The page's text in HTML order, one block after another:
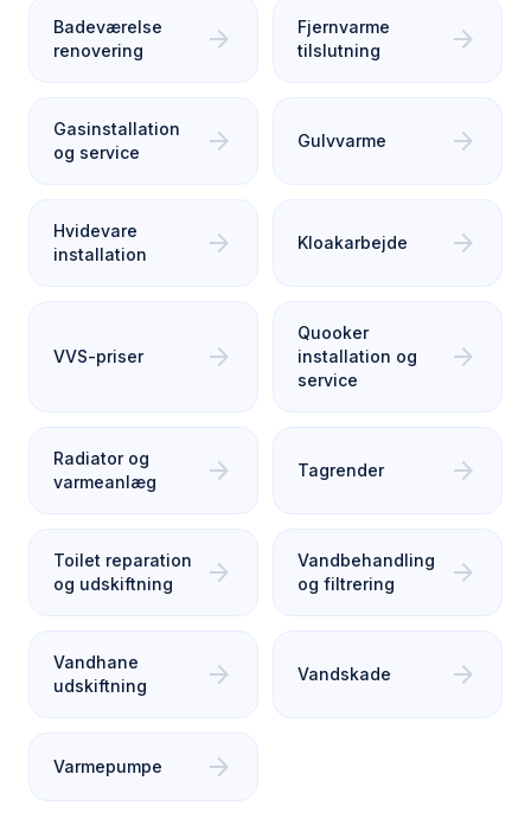
Badeværelse
renovering
arrow_forward
Fjernvarme
tilslutning
arrow_forward
Gasinstallation
og service
arrow_forward Gulvvarme arrow_forward
Hvidevare
installation
arrow_forward Kloakarbejde arrow_forward
VVS-priser arrow_forward
Quooker
installation og
service
arrow_forward
Radiator og
varmeanlæg
arrow_forward Tagrender arrow_forward
Toilet reparation
og udskiftning
arrow_forward
Vandbehandling
og filtrering
arrow_forward
Vandhane
udskiftning
arrow_forward Vandskade arrow_forward
Varmepumpe arrow_forward